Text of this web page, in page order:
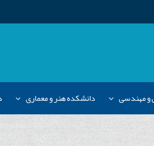
و مهندسی دانشکده هنر و معماری